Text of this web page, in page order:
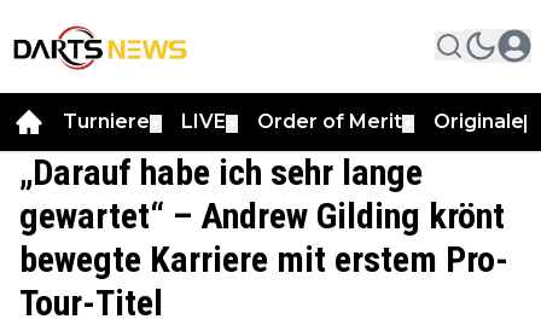
Turniere LIVE Order of Merit Originale
„Darauf habe ich sehr lange
gewartet“ – Andrew Gilding krönt
bewegte Karriere mit erstem Pro-
Tour-Titel